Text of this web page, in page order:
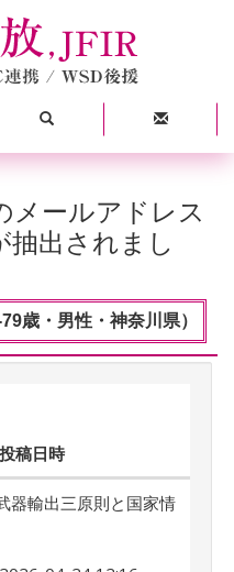
メールアドレス
出されまし
・男性・神奈川県）
投稿日時
器輸出三原則と国家情